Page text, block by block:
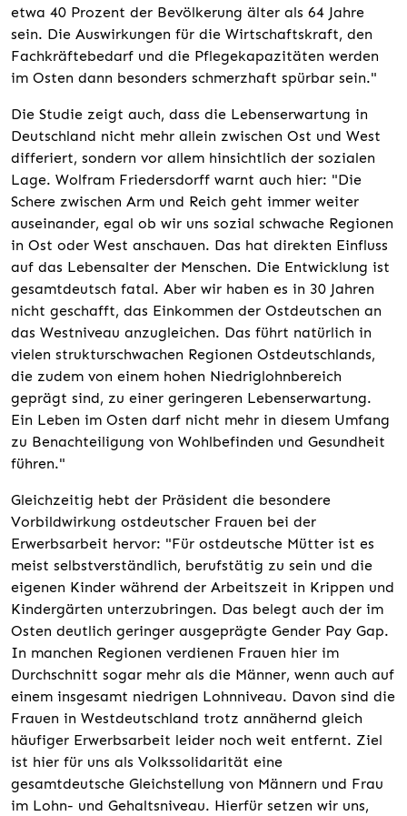
etwa 40 Prozent der Bevölkerung älter als 64 Jahre
sein. Die Auswirkungen für die Wirtschaftskraft, den
Fachkräftebedarf und die Pflegekapazitäten werden
im Osten dann besonders schmerzhaft spürbar sein."
Die Studie zeigt auch, dass die Lebenserwartung in
Deutschland nicht mehr allein zwischen Ost und West
differiert, sondern vor allem hinsichtlich der sozialen
Lage. Wolfram Friedersdorff warnt auch hier: "Die
Schere zwischen Arm und Reich geht immer weiter
auseinander, egal ob wir uns sozial schwache Regionen
in Ost oder West anschauen. Das hat direkten Einfluss
auf das Lebensalter der Menschen. Die Entwicklung ist
gesamtdeutsch fatal. Aber wir haben es in 30 Jahren
nicht geschafft, das Einkommen der Ostdeutschen an
das Westniveau anzugleichen. Das führt natürlich in
vielen strukturschwachen Regionen Ostdeutschlands,
die zudem von einem hohen Niedriglohnbereich
geprägt sind, zu einer geringeren Lebenserwartung.
Ein Leben im Osten darf nicht mehr in diesem Umfang
zu Benachteiligung von Wohlbefinden und Gesundheit
führen."
Gleichzeitig hebt der Präsident die besondere
Vorbildwirkung ostdeutscher Frauen bei der
Erwerbsarbeit hervor: "Für ostdeutsche Mütter ist es
meist selbstverständlich, berufstätig zu sein und die
eigenen Kinder während der Arbeitszeit in Krippen und
Kindergärten unterzubringen. Das belegt auch der im
Osten deutlich geringer ausgeprägte Gender Pay Gap.
In manchen Regionen verdienen Frauen hier im
Durchschnitt sogar mehr als die Männer, wenn auch auf
einem insgesamt niedrigen Lohnniveau. Davon sind die
Frauen in Westdeutschland trotz annähernd gleich
häufiger Erwerbsarbeit leider noch weit entfernt. Ziel
ist hier für uns als Volkssolidarität eine
gesamtdeutsche Gleichstellung von Männern und Frau
im Lohn- und Gehaltsniveau. Hierfür setzen wir uns,